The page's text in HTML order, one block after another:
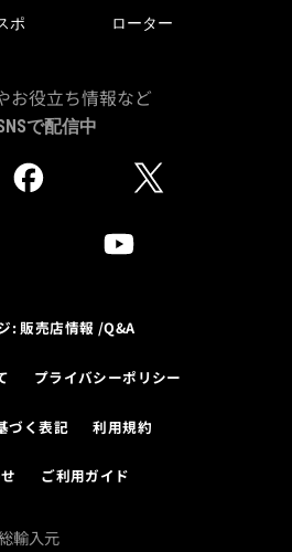
ポ ローター
お役立ち情報など
で配信中
: 販売店情報 /Q&A
プライバシーポリシー
づく表記 利用規約
ご利用ガイド
輸入元